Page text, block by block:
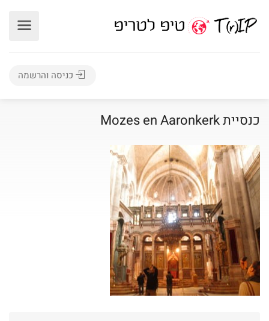
כניסה והרשמה
כנסיית Mozes en Aaronkerk